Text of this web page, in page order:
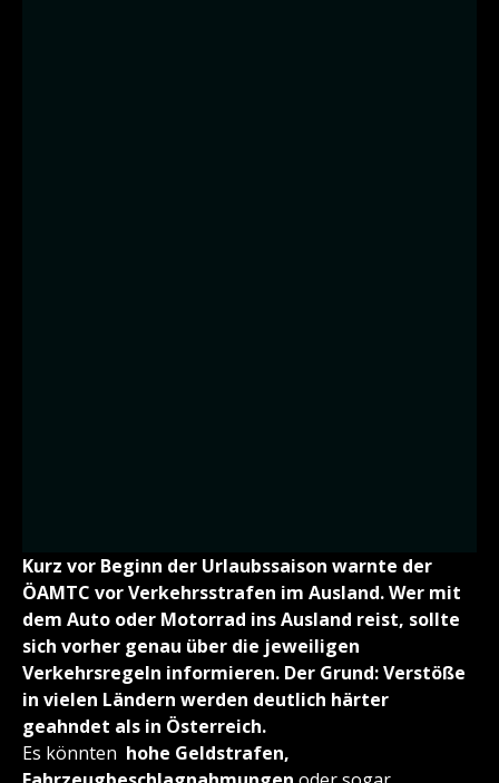
Kurz vor Beginn der Urlaubssaison warnte der
ÖAMTC vor Verkehrsstrafen im Ausland. Wer mit
dem Auto oder Motorrad ins Ausland reist, sollte
sich vorher genau über die jeweiligen
Verkehrsregeln informieren. Der Grund: Verstöße
in vielen Ländern werden deutlich härter
geahndet als in Österreich.
Es könnten hohe Geldstrafen,